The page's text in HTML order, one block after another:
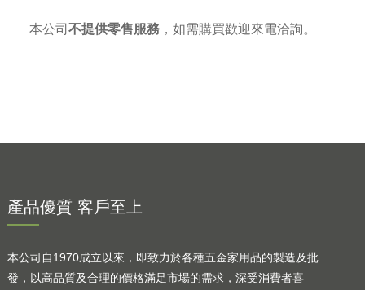
本公司 不提供零售服務， 如需購買歡迎來電洽詢。
產品優質 客戶至上
本公司自1970成立以來，即致力於各種五金家用品的製造及批
發，以高品質及合理的價格滿足市場的需求，深受消費者喜